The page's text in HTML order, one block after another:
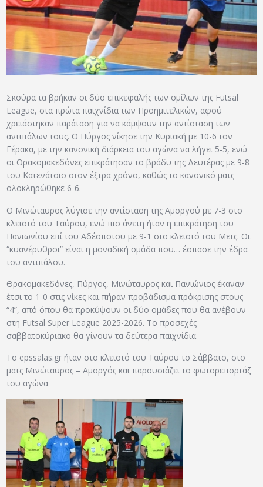
ΑΡΧΕΙΟ
ΕΠΙΚΟΙΝΩΝΙΑ
Σκούρα τα βρήκαν οι δύο επικεφαλής των ομίλων της Futsal
League, στα πρώτα παιχνίδια των Προημιτελικών, αφού
χρειάστηκαν παράταση για να κάμψουν την αντίσταση των
αντιπάλων τους. Ο Πύργος νίκησε την Κυριακή με 10-6 τον
Γέρακα, με την κανονική διάρκεια του αγώνα να λήγει 5-5, ενώ
οι Θρακομακεδόνες επικράτησαν το βράδυ της Δευτέρας με 9-8
του Κατενάτσιο στον έξτρα χρόνο, καθώς το κανονικό ματς
ολοκληρώθηκε 6-6.
Ο Μινώταυρος λύγισε την αντίσταση της Αμοργού με 7-3 στο
κλειστό του Ταύρου, ενώ πιο άνετη ήταν η επικράτηση του
Πανιωνίου επί του Αδέσποτου με 9-1 στο κλειστό του Μετς. Οι
“κυανέρυθροι” είναι η μοναδική ομάδα που… έσπασε την έδρα
του αντιπάλου.
Θρακομακεδόνες, Πύργος, Μινώταυρος και Πανιώνιος έκαναν
έτσι το 1-0 στις νίκες και πήραν προβάδισμα πρόκρισης στους
“4”, από όπου θα προκύψουν οι δύο ομάδες που θα ανέβουν
στη Futsal Super League 2025-2026. Το προσεχές
σαββατοκύριακο θα γίνουν τα δεύτερα παιχνίδια.
Το epssalas.gr ήταν στο κλειστό του Ταύρου το Σάββατο, στο
ματς Μινώταυρος – Αμοργός και παρουσιάζει το φωτορεπορτάζ
του αγώνα